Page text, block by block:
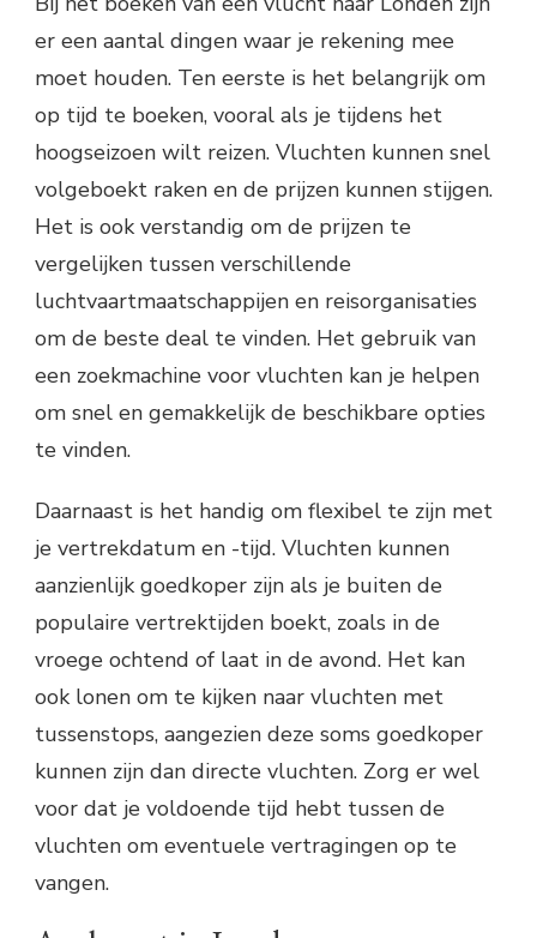
er een aantal dingen waar je rekening mee
moet houden. Ten eerste is het belangrijk om
op tijd te boeken, vooral als je tijdens het
hoogseizoen wilt reizen. Vluchten kunnen snel
volgeboekt raken en de prijzen kunnen stijgen.
Het is ook verstandig om de prijzen te
vergelijken tussen verschillende
luchtvaartmaatschappijen en reisorganisaties
om de beste deal te vinden. Het gebruik van
een zoekmachine voor vluchten kan je helpen
om snel en gemakkelijk de beschikbare opties
te vinden.
Daarnaast is het handig om flexibel te zijn met
je vertrekdatum en -tijd. Vluchten kunnen
aanzienlijk goedkoper zijn als je buiten de
populaire vertrektijden boekt, zoals in de
vroege ochtend of laat in de avond. Het kan
ook lonen om te kijken naar vluchten met
tussenstops, aangezien deze soms goedkoper
kunnen zijn dan directe vluchten. Zorg er wel
voor dat je voldoende tijd hebt tussen de
vluchten om eventuele vertragingen op te
vangen.